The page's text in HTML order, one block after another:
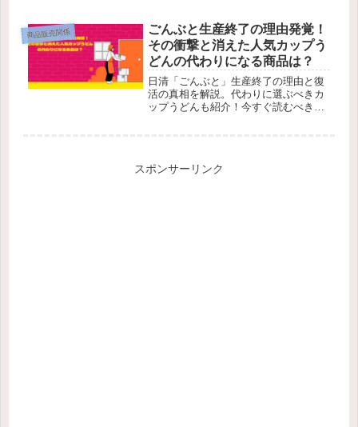
商品販売関係
ごんぶと生産終了の理由発覚！
その衝撃と消えた人気カップう
どんの代わりになる商品は？
日清「ごんぶと」生産終了の理由と復
活の真相を解説。代わりに選ぶべきカ
ップうどんも紹介！今すぐ読むべき完
スポンサーリンク